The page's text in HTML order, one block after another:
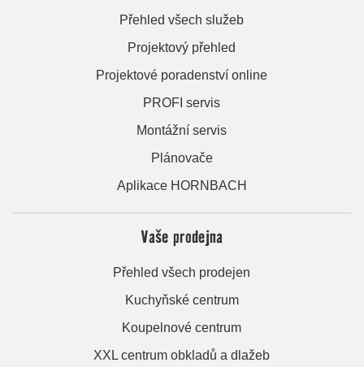
Přehled všech služeb
Projektový přehled
Projektové poradenství online
PROFI servis
Montážní servis
Plánovače
Aplikace HORNBACH
Vaše prodejna
Přehled všech prodejen
Kuchyňské centrum
Koupelnové centrum
XXL centrum obkladů a dlažeb